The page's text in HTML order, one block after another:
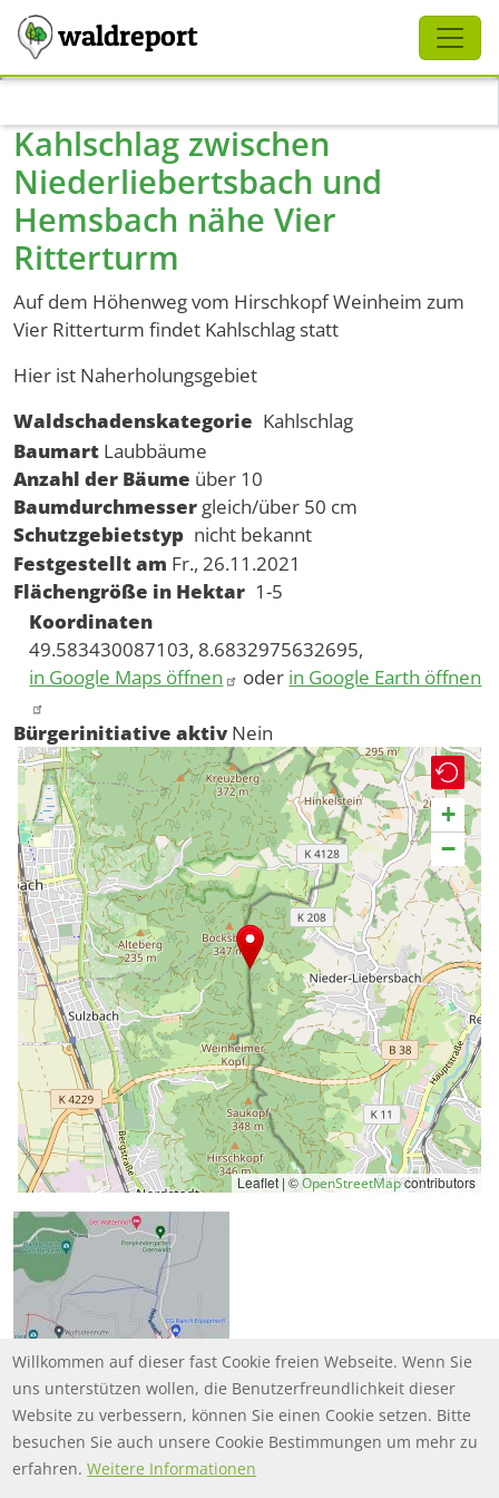
waldreport
Kahlschlag zwischen
Niederliebertsbach und
Hemsbach nähe Vier
Ritterturm
Auf dem Höhenweg vom Hirschkopf Weinheim zum
Vier Ritterturm findet Kahlschlag statt
Hier ist Naherholungsgebiet
Waldschadenskategorie Kahlschlag
Baumart Laubbäume
Anzahl der Bäume über 10
Baumdurchmesser gleich/über 50 cm
Schutzgebietstyp nicht bekannt
Festgestellt am Fr., 26.11.2021
Flächengröße in Hektar 1-5
Koordinaten
49.583430087103, 8.6832975632695,
in Google Maps öffnen
oder in Google Earth öffnen
Bürgerinitiative aktiv Nein
+
−
Leaflet | ©OpenStreetMapcontributors
Schliessen
Willkommen auf dieser fast Cookie freien Webseite. Wenn Sie
uns unterstützen wollen, die Benutzerfreundlichkeit dieser
Website zu verbessern, können Sie einen Cookie setzen. Bitte
besuchen Sie auch unsere Cookie Bestimmungen um mehr zu
erfahren. Weitere Informationen